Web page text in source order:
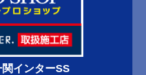
インターSS